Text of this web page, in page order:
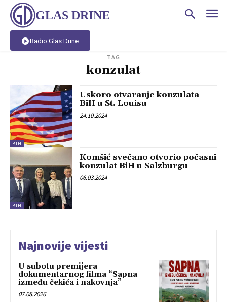
GLAS DRINE
Radio Glas Drine
TAG
konzulat
BIH
Uskoro otvaranje konzulata
BiH u St. Louisu
24.10.2024
BIH
Komšić svečano otvorio počasni
konzulat BiH u Salzburgu
06.03.2024
Najnovije vijesti
U subotu premijera
dokumentarnog filma “Sapna
između čekića i nakovnja”
07.08.2026